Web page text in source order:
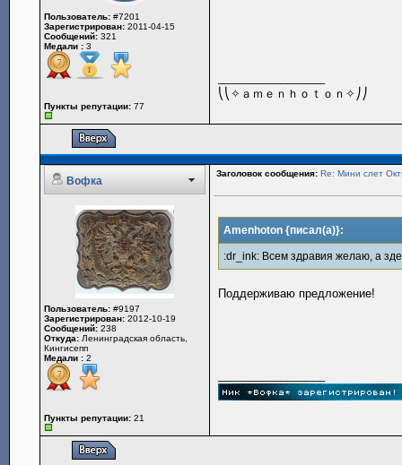
Пользователь: #7201
Зарегистрирован: 2011-04-15
Сообщений: 321
Медали : 3
Пункты репутации: 77
⎝⎝✧ａｍｅｎｈｏｔｏｎ✧⎠⎠
Вофка
Заголовок сообщения: Re: Мини слет
Пользователь: #9197
Зарегистрирован: 2012-10-19
Сообщений: 238
Откуда: Ленинградская область,
Кингисепп
Медали : 2
Пункты репутации: 21
Amenhoton {писал(а)}:
:dr_ink: Всем здравия желаю, а
Поддерживаю предложение!